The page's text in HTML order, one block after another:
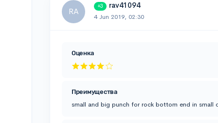
RA
+3 rav41094
4 Jun 2019, 02:30
Оценка
Преимущества
small and big punch for rock bottom end in small